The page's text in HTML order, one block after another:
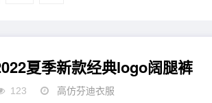
夏季新款经典logo阔腿裤
123 高仿芬迪衣服